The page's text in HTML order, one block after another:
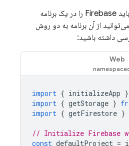
در بیشتر موارد، شما فقط باید Firebase را در یک برنامه
از آن برنامه به دو روش
Web
import { initializeApp }
import { getStorage }
import { getFirestore }
// Initialize Firebase
const defaultProject =